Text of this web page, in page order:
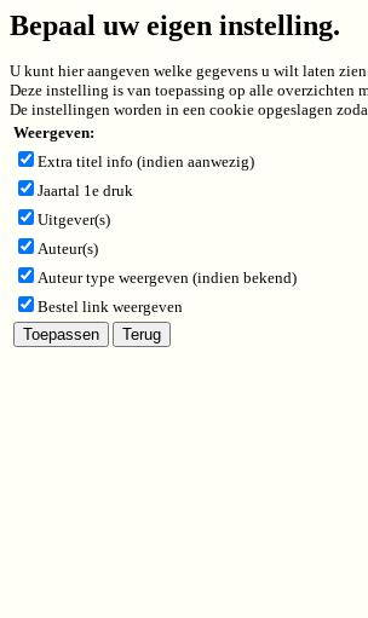
Bepaal uw eigen instelling.
U kunt hier aangeven welke gegevens u wilt laten
Deze instelling is van toepassing op alle overzichten
De instellingen worden in een cookie opgeslagen
Weergeven:
Extra titel info (indien aanwezig)
Jaartal 1e druk
Uitgever(s)
Auteur(s)
Auteur type weergeven (indien bekend)
Bestel link weergeven